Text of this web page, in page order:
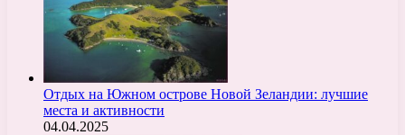
Отдых на Южном острове Новой Зеландии: лучшие
места и активности
04.04.2025